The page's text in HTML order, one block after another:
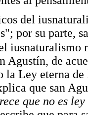
del
por su parte,
Agustín, de
la Ley eterna
que san
que no es